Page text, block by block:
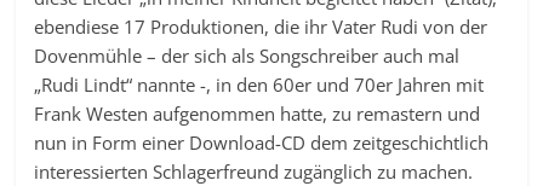
ebendiese 17 Produktionen, die ihr Vater Rudi von der
Dovenmühle – der sich als Songschreiber auch mal
„Rudi Lindt“ nannte -, in den 60er und 70er Jahren mit
Frank Westen aufgenommen hatte, zu remastern und
nun in Form einer Download-CD dem zeitgeschichtlich
interessierten Schlagerfreund zugänglich zu machen.